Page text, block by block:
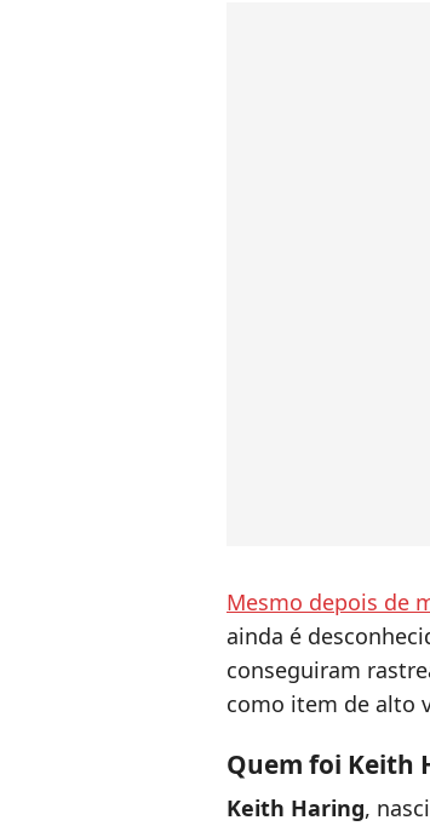
Mesmo depois de
ainda é
conseguiram
como item de alto
Quem foi Keith
Keith Haring,